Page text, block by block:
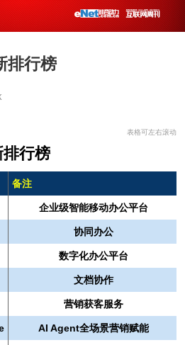
排行榜
表格可左右滚动
行榜
备注
企业级智能移动办公平台
协同办公
数字化办公平台
文档协作
营销获客服务
AI Agent全场景营销赋能